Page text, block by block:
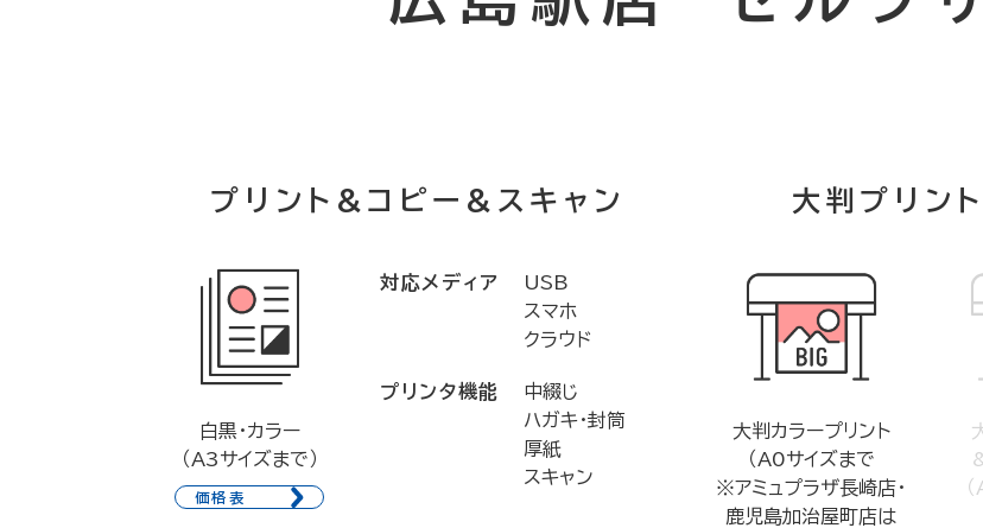
プリント&コピー&スキャン
白黒・カラー
（A3サイズまで）
価格表
対応メディア
USB
スマホ
クラウド
プリンタ機能
中綴じ
ハガキ・封筒
厚紙
スキャン
大判プリン
大判カラープリント
（A0サイズまで
※アミュプラザ長崎店・
鹿児島加治屋町店は